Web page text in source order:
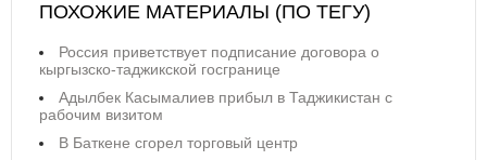
ПОХОЖИЕ МАТЕРИАЛЫ (ПО ТЕГУ)
Россия приветствует подписание договора о
кыргызско-таджикской госгранице
Адылбек Касымалиев прибыл в Таджикистан с
рабочим визитом
В Баткене сгорел торговый центр